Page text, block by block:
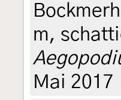
m,
Mai